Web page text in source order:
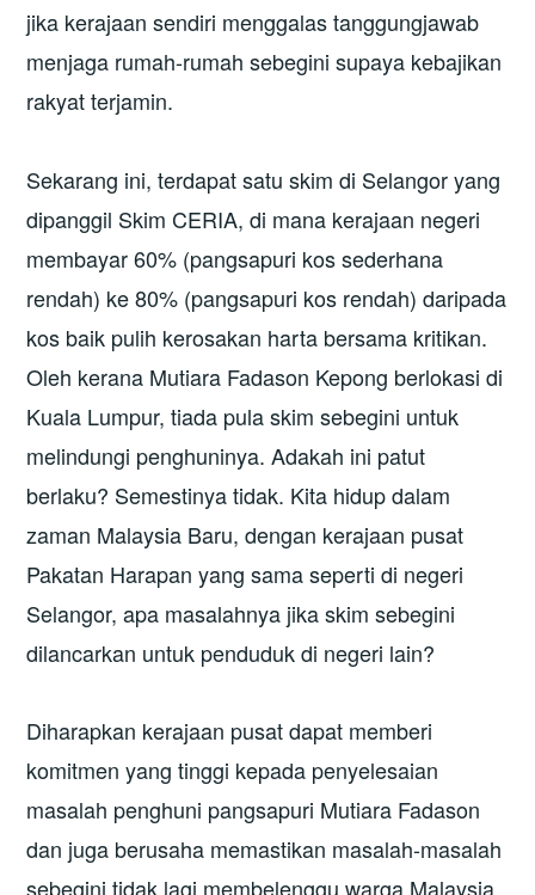
jika kerajaan sendiri menggalas tanggungjawab
menjaga rumah-rumah sebegini supaya kebajikan
rakyat terjamin.
Sekarang ini, terdapat satu skim di Selangor yang
dipanggil Skim CERIA, di mana kerajaan negeri
membayar 60% (pangsapuri kos sederhana
rendah) ke 80% (pangsapuri kos rendah) daripada
kos baik pulih kerosakan harta bersama kritikan.
Oleh kerana Mutiara Fadason Kepong berlokasi di
Kuala Lumpur, tiada pula skim sebegini untuk
melindungi penghuninya. Adakah ini patut
berlaku? Semestinya tidak. Kita hidup dalam
zaman Malaysia Baru, dengan kerajaan pusat
Pakatan Harapan yang sama seperti di negeri
Selangor, apa masalahnya jika skim sebegini
dilancarkan untuk penduduk di negeri lain?
Diharapkan kerajaan pusat dapat memberi
komitmen yang tinggi kepada penyelesaian
masalah penghuni pangsapuri Mutiara Fadason
dan juga berusaha memastikan masalah-masalah
sebegini tidak lagi membelenggu warga Malaysia